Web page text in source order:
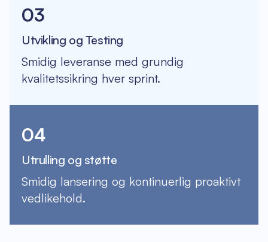
03
Utvikling og Testing
Smidig leveranse med grundig
kvalitetssikring hver sprint.
04
Utrulling og støtte
Smidig lansering og kontinuerlig proaktivt
vedlikehold.